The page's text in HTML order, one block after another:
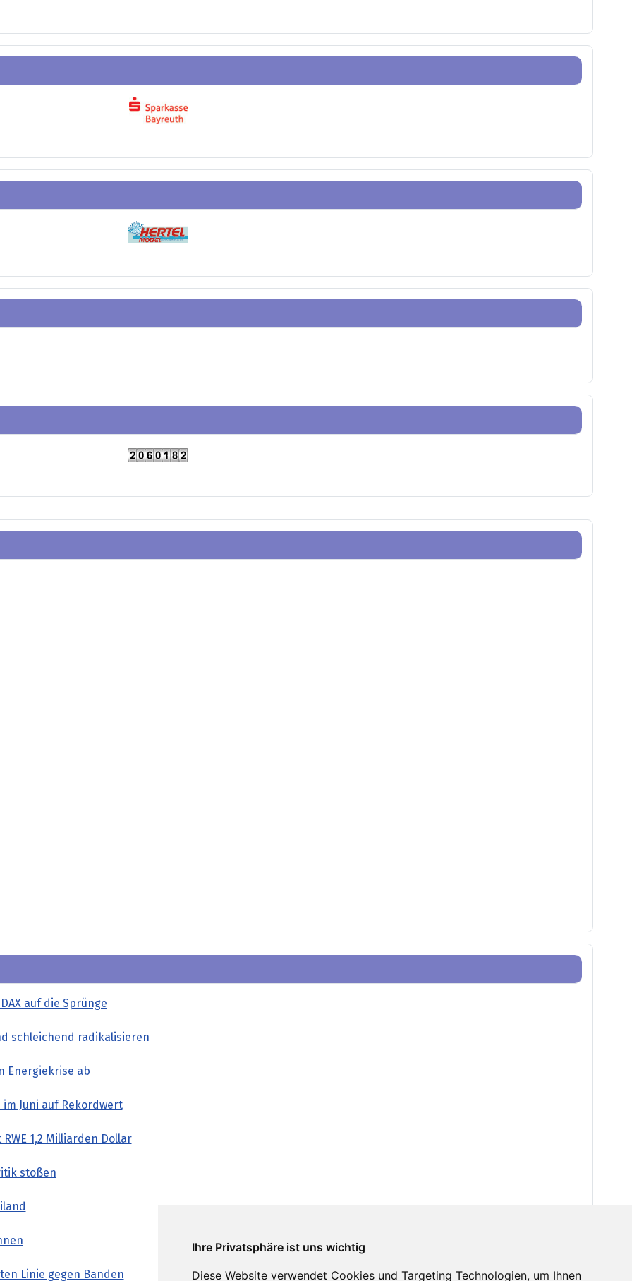
Ihre Privatsphäre ist uns wichtig
Diese Website verwendet Cookies und Targeting Technologien, um Ihnen
auf die Sprünge
schleichend radikalisieren
Energiekrise ab
Juni auf Rekordwert
1,2 Milliarden Dollar
stoßen
Linie gegen Banden